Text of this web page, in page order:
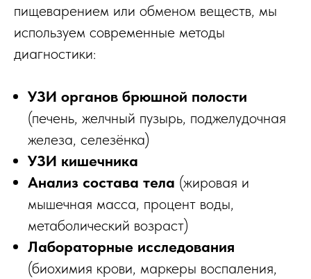
пищеварением или обменом веществ, мы
используем современные методы
диагностики:
УЗИ органов брюшной полости
(печень, желчный пузырь, поджелудочная
железа, селезёнка)
УЗИ кишечника
Анализ состава тела (жировая и
мышечная масса, процент воды,
метаболический возраст)
Лабораторные исследования
(биохимия крови, маркеры воспаления,